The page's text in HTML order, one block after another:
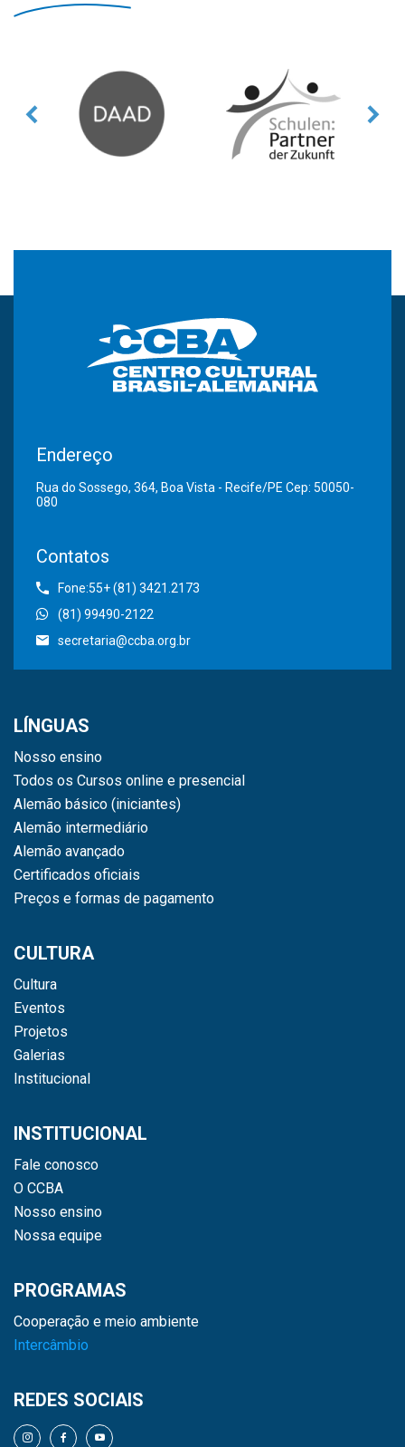
Endereço
Rua do Sossego, 364, Boa Vista - Recife/PE Cep: 50050-
080
Contatos
Fone:55+ (81) 3421.2173
(81) 99490-2122
secretaria@ccba.org.br
LÍNGUAS
Nosso ensino
Todos os Cursos online e presencial
Alemão básico (iniciantes)
Alemão intermediário
Alemão avançado
Certificados oficiais
Preços e formas de pagamento
CULTURA
Cultura
Eventos
Projetos
Galerias
Institucional
INSTITUCIONAL
Fale conosco
O CCBA
Nosso ensino
Nossa equipe
PROGRAMAS
Cooperação e meio ambiente
Intercâmbio
REDES SOCIAIS